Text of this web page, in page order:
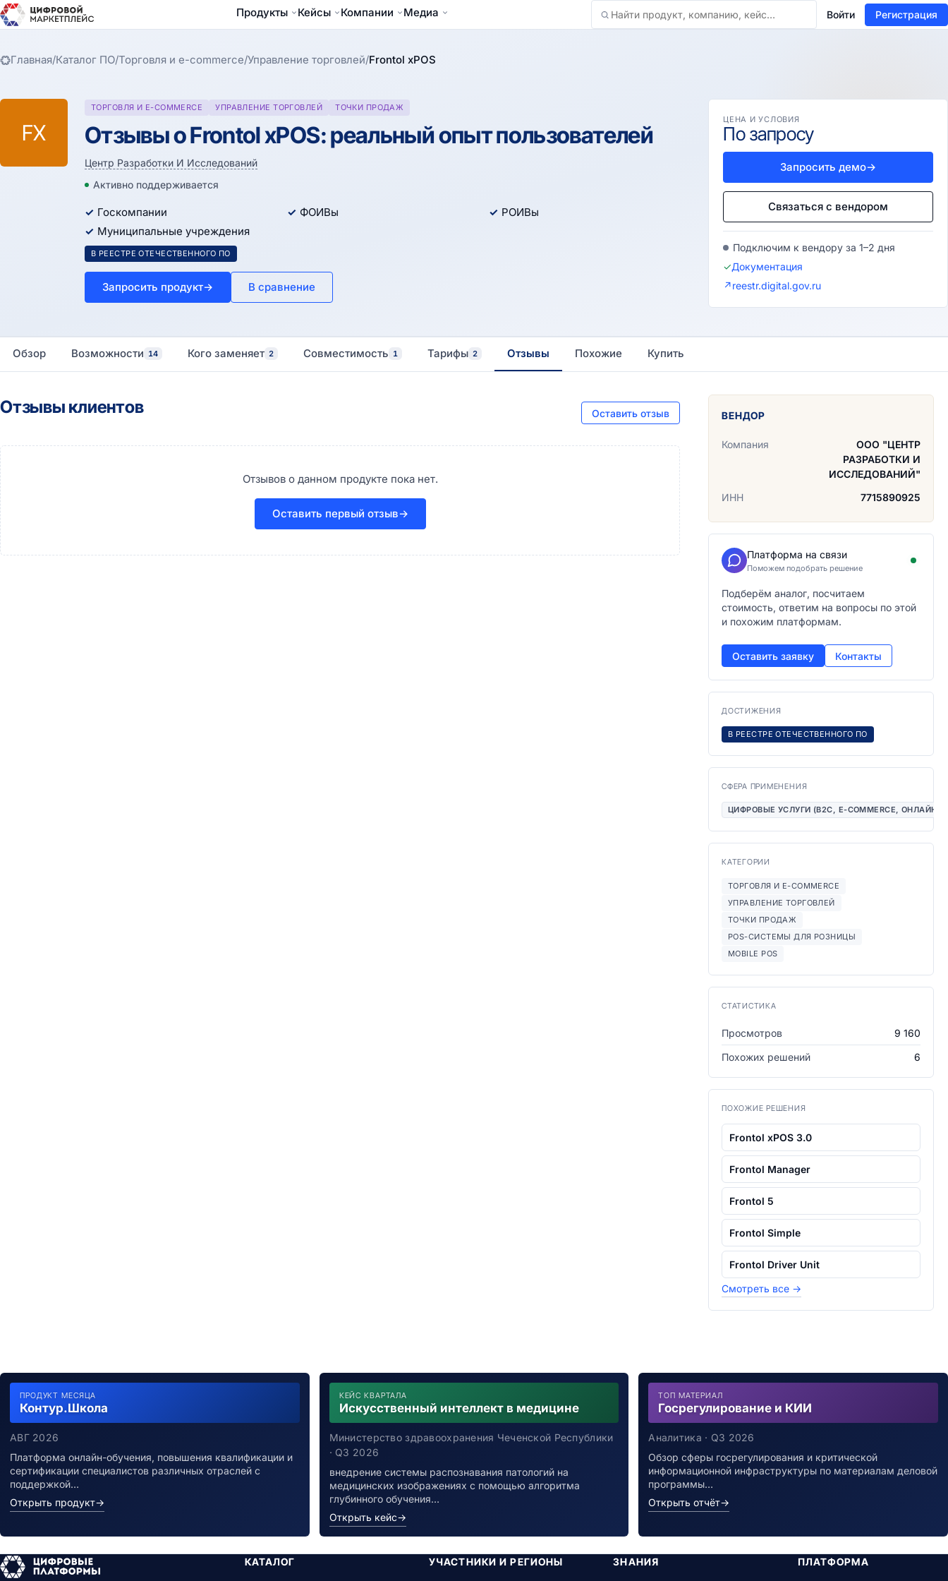
Продукты Кейсы Компании Медиа
Найти Войти Регистрация
Главная/Каталог ПО/Торговля и e-commerce/Управление торговлей/Frontol xPOS
FX
ТОРГОВЛЯ И E-COMMERCE УПРАВЛЕНИЕ ТОРГОВЛЕЙ ТОЧКИ ПРОДАЖ
Отзывы о Frontol xPOS: реальный опыт пользователей
Центр Разработки И Исследований
Активно поддерживается
Госкомпании ФОИВы
РОИВы
Муниципальные учреждения
В РЕЕСТРЕ ОТЕЧЕСТВЕННОГО ПО
Запросить продукт→ В сравнение
ЦЕНА И УСЛОВИЯ
По запросу
Запросить демо→
Связаться с вендором
Подключим к вендору за 1–2 дня
✓Документация
↗reestr.digital.gov.ru
Обзор Возможности 14 Кого заменяет 2 Совместимость 1 Тарифы 2 Отзывы Похожие Купить
Отзывы клиентов Оставить отзыв
Отзывов о данном продукте пока нет.
Оставить первый отзыв→
ВЕНДОР
Компания
ООО "ЦЕНТР
РАЗРАБОТКИ И
ИССЛЕДОВАНИЙ"
ИНН
7715890925
Платформа на связи
Поможем подобрать решение
Подберём аналог, посчитаем
стоимость, ответим на вопросы по этой
и похожим платформам.
Оставить заявку Контакты
ДОСТИЖЕНИЯ
В РЕЕСТРЕ ОТЕЧЕСТВЕННОГО ПО
СФЕРА ПРИМЕНЕНИЯ
ЦИФРОВЫЕ УСЛУГИ (B2C, E-COMMERCE, ОНЛАЙН-
КАТЕГОРИИ
ТОРГОВЛЯ И E-COMMERCE
УПРАВЛЕНИЕ ТОРГОВЛЕЙ
ТОЧКИ ПРОДАЖ
POS-СИСТЕМЫ ДЛЯ РОЗНИЦЫ
MOBILE POS
СТАТИСТИКА
Просмотров
9 160
Похожих решений
6
ПОХОЖИЕ РЕШЕНИЯ
Frontol xPOS 3.0
Frontol Manager
Frontol 5
Frontol Simple
Frontol Driver Unit
Смотреть все →
ПРОДУКТ МЕСЯЦА
Контур.Школа
АВГ 2026
Платформа онлайн-обучения, повышения квалификации и
сертификации специалистов различных отраслей с
поддержкой…
Открыть продукт→
КЕЙС КВАРТАЛА
Искусственный интеллект в медицине
Министерство здравоохранения Чеченской Республики
· Q3 2026
внедрение системы распознавания патологий на
медицинских изображениях с помощью алгоритма
глубинного обучения…
Открыть кейс→
ТОП МАТЕРИАЛ
Госрегулирование и КИИ
Аналитика · Q3 2026
Обзор сферы госрегулирования и критической
информационной инфраструктуры по материалам деловой
программы…
Открыть отчёт→
КАТАЛОГ УЧАСТНИКИ И РЕГИОНЫ ЗНАНИЯ ПЛАТФОРМА